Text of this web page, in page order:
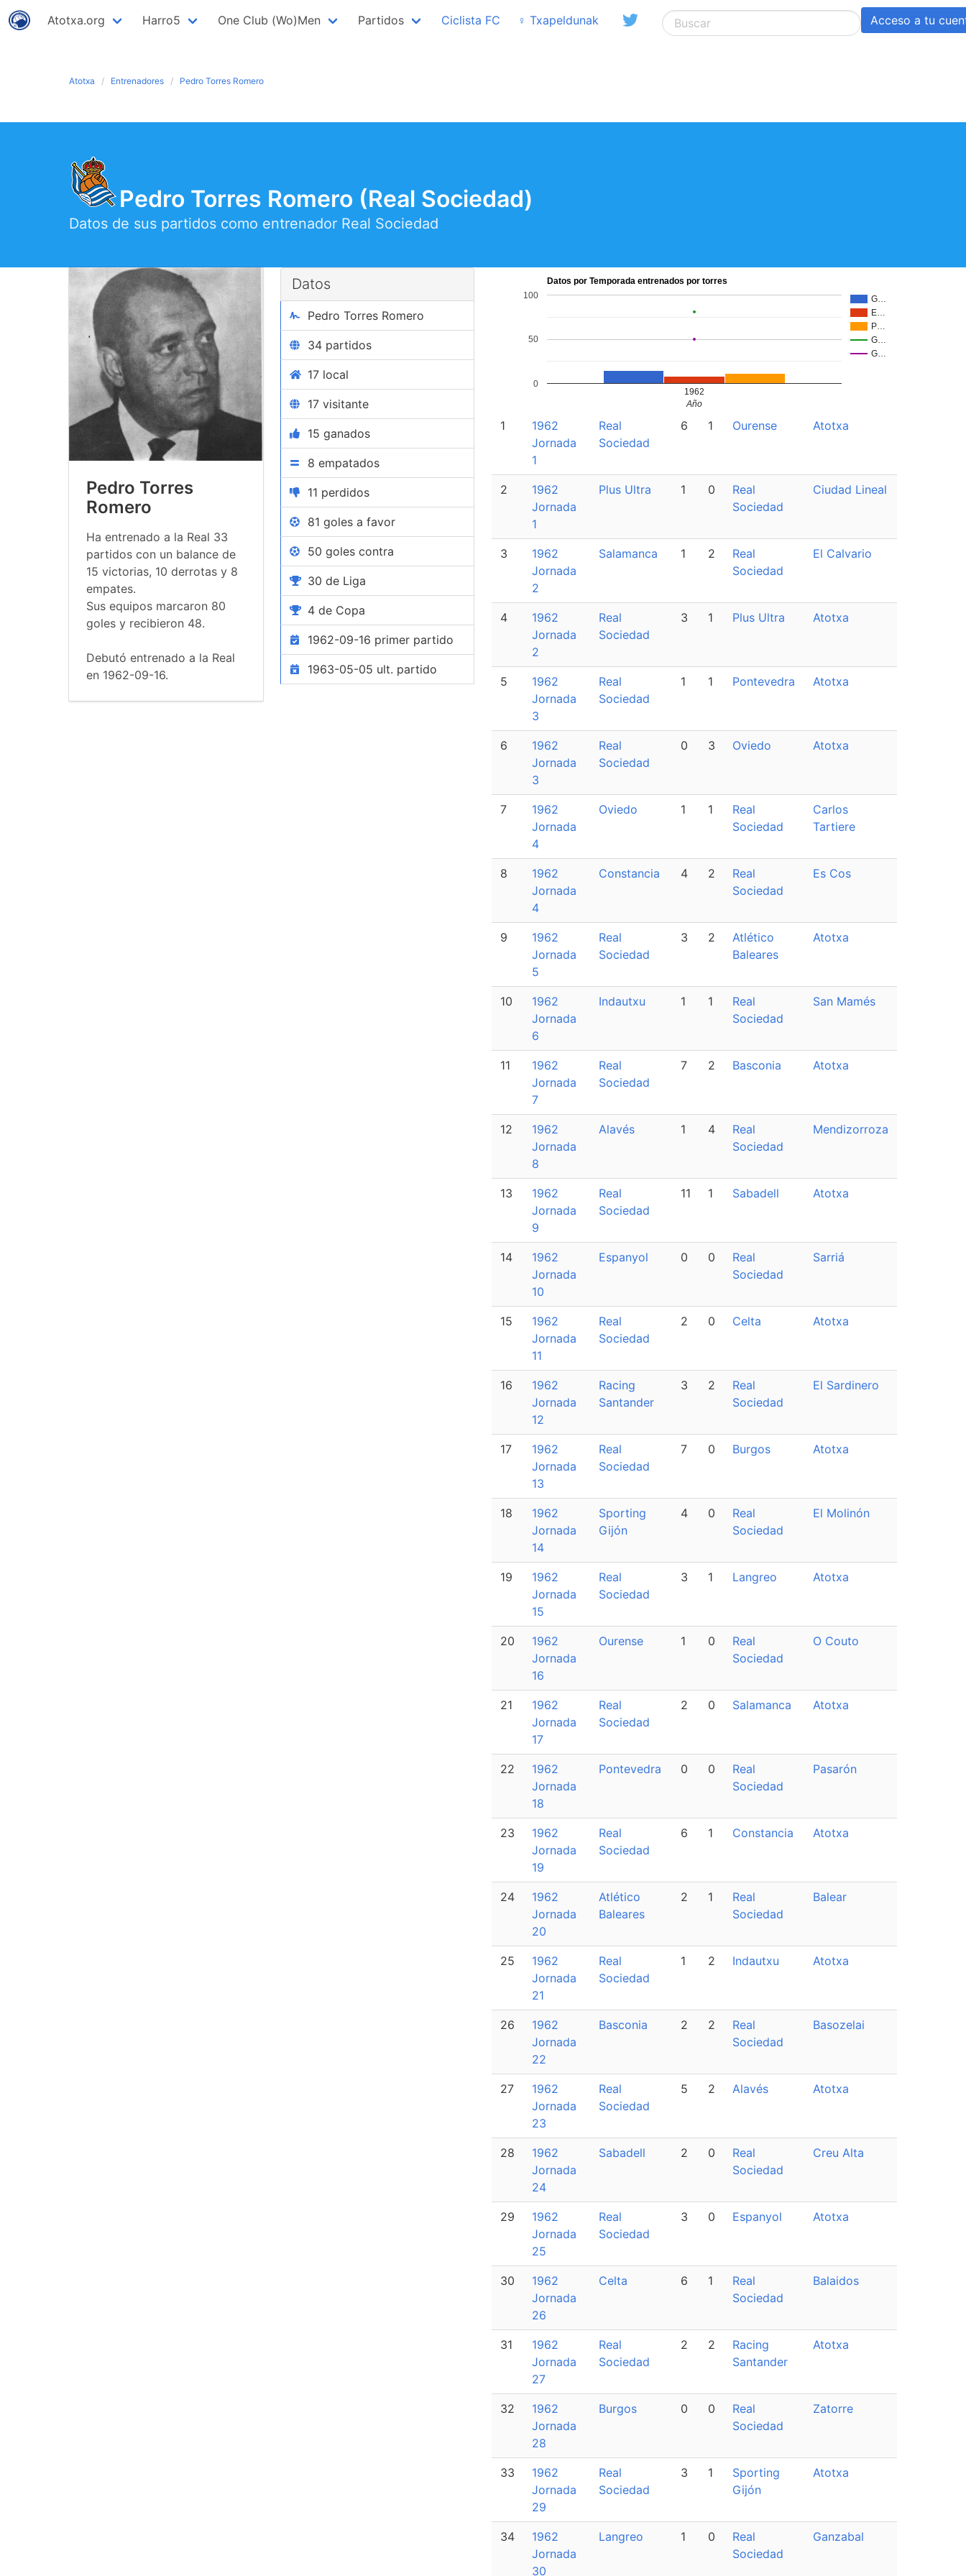
Atotxa.org Harro5 One Club (Wo)Men Partidos Ciclista FC ♀ Txapeldunak Acceso a tu
Atotxa Entrenadores Pedro Torres Romero
Pedro Torres Romero (Real Sociedad)
Datos de sus partidos como entrenador Real Sociedad
Pedro Torres
Romero
Ha entrenado a la Real 33
partidos con un balance de
15 victorias, 10 derrotas y 8
empates.
Sus equipos marcaron 80
goles y recibieron 48.
Debutó entrenado a la Real
en 1962-09-16.
Datos
Pedro Torres Romero
34 partidos
17 local
17 visitante
15 ganados
8 empatados
11 perdidos
81 goles a favor
50 goles contra
30 de Liga
4 de Copa
1962-09-16 primer partido
1963-05-05 ult. partido
Datos por Temporada entrenados por torres
G…
E…
P…
G…
G…
1962
0
50
100
Año
1
1962
Jornada
1
Real
Sociedad
6 1 Ourense Atotxa
2
1962
Jornada
1
Plus Ultra 1 0
Real
Sociedad
Ciudad Lineal
3
1962
Jornada
2
Salamanca 1 2
Real
Sociedad
El Calvario
4
1962
Jornada
2
Real
Sociedad
3 1 Plus Ultra Atotxa
5
1962
Jornada
3
Real
Sociedad
1 1 Pontevedra Atotxa
6
1962
Jornada
3
Real
Sociedad
0 3 Oviedo Atotxa
7
1962
Jornada
4
Oviedo 1 1
Real
Sociedad
Carlos
Tartiere
8
1962
Jornada
4
Constancia 4 2
Real
Sociedad
Es Cos
9
1962
Jornada
5
Real
Sociedad
3 2
Atlético
Baleares
Atotxa
10
1962
Jornada
6
Indautxu 1 1
Real
Sociedad
San Mamés
11
1962
Jornada
7
Real
Sociedad
7 2 Basconia Atotxa
12
1962
Jornada
8
Alavés 1 4
Real
Sociedad
Mendizorroza
13
1962
Jornada
9
Real
Sociedad
11 1 Sabadell Atotxa
14
1962
Jornada
10
Espanyol 0 0
Real
Sociedad
Sarriá
15
1962
Jornada
11
Real
Sociedad
2 0 Celta Atotxa
16
1962
Jornada
12
Racing
Santander
3 2
Real
Sociedad
El Sardinero
17
1962
Jornada
13
Real
Sociedad
7 0 Burgos Atotxa
18
1962
Jornada
14
Sporting
Gijón
4 0
Real
Sociedad
El Molinón
19
1962
Jornada
15
Real
Sociedad
3 1 Langreo Atotxa
20
1962
Jornada
16
Ourense 1 0
Real
Sociedad
O Couto
21
1962
Jornada
17
Real
Sociedad
2 0 Salamanca Atotxa
22
1962
Jornada
18
Pontevedra 0 0
Real
Sociedad
Pasarón
23
1962
Jornada
19
Real
Sociedad
6 1 Constancia Atotxa
24
1962
Jornada
20
Atlético
Baleares
2 1
Real
Sociedad
Balear
25
1962
Jornada
21
Real
Sociedad
1 2 Indautxu Atotxa
26
1962
Jornada
22
Basconia 2 2
Real
Sociedad
Basozelai
27
1962
Jornada
23
Real
Sociedad
5 2 Alavés Atotxa
28
1962
Jornada
24
Sabadell 2 0
Real
Sociedad
Creu Alta
29
1962
Jornada
25
Real
Sociedad
3 0 Espanyol Atotxa
30
1962
Jornada
26
Celta 6 1
Real
Sociedad
Balaidos
31
1962
Jornada
27
Real
Sociedad
2 2
Racing
Santander
Atotxa
32
1962
Jornada
28
Burgos 0 0
Real
Sociedad
Zatorre
33
1962
Jornada
29
Real
Sociedad
3 1
Sporting
Gijón
Atotxa
34
1962
Jornada
30
Langreo 1 0
Real
Sociedad
Ganzabal